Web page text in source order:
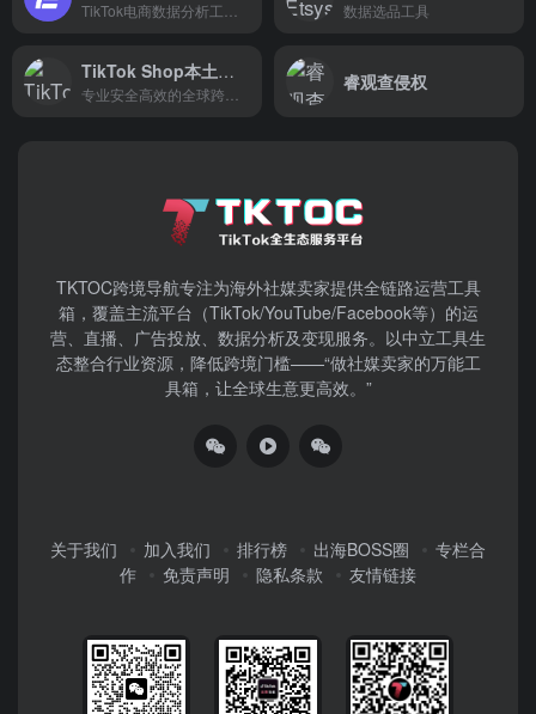
数据选品工具
TikTok Shop本土收款-连连国际 睿观查侵权
TKTOC跨境导航​专注为海外社媒卖家提供全链路运营工具
箱，覆盖主流平台（TikTok/YouTube/Facebook等）​的运
营、直播、广告投放、数据分析及变现服务。以中立工具生
态整合行业资源，降低跨境门槛——“做社媒卖家的万能工
具箱，让全球生意更高效。”
关于我们 加入我们 排行榜 出海BOSS圈
专栏合
作
免责声明 隐私条款 友情链接